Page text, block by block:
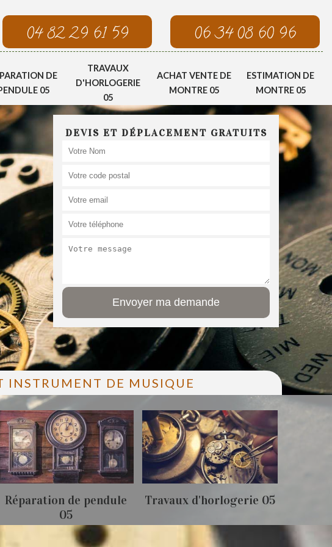
04 82 29 61 59 06 34 08 60 96
DE
05
TRAVAUX
D'HORLOGERIE
05
ACHAT VENTE DE
MONTRE 05
ESTIMATION DE
MONTRE 05
DEVIS ET DÉPLACEMENT GRATUITS
INSTRUMENT DE MUSIQUE
Réparation de pendule
05
Travaux d'horlogerie 05